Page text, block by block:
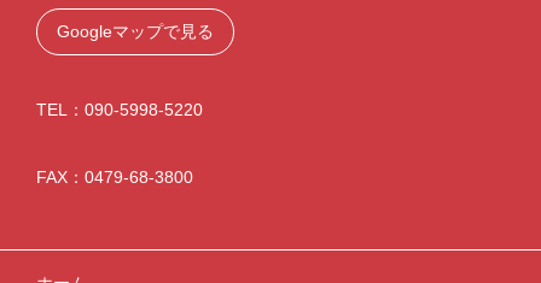
Googleマップで見る
TEL：090-5998-5220
FAX：0479-68-3800